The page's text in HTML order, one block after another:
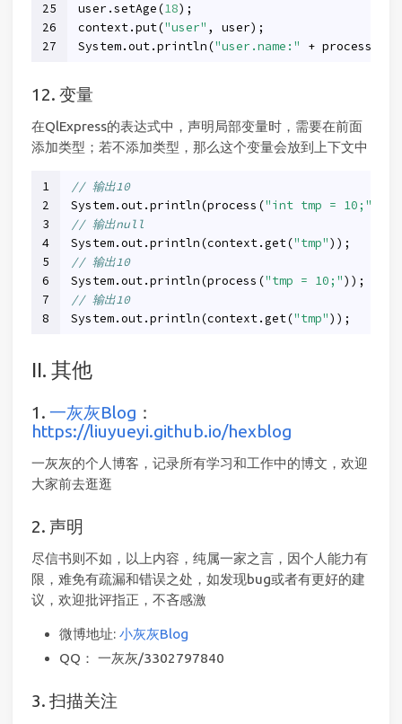
25
26
27
user.setAge(18);
context.put("user" , user);
System.out.println("user.name:" + process(
12. 变量
在QlExpress的表达式中，声明局部变量时，需要在前面
添加类型；若不添加类型，那么这个变量会放到上下文中
1
2
3
4
5
6
7
8
// 输出10
System.out.println(process("int tmp = 10;"
// 输出null
System.out.println(context.get("tmp"));
// 输出10
System.out.println(process("tmp = 10;"));
// 输出10
System.out.println(context.get("tmp"));
II. 其他
1. 一灰灰Blog ：
https://liuyueyi.github.io/hexblog
一灰灰的个人博客，记录所有学习和工作中的博文，欢迎
大家前去逛逛
2. 声明
尽信书则不如，以上内容，纯属一家之言，因个人能力有
限，难免有疏漏和错误之处，如发现bug或者有更好的建
议，欢迎批评指正，不吝感激
微博地址: 小灰灰Blog
QQ： 一灰灰/3302797840
3. 扫描关注